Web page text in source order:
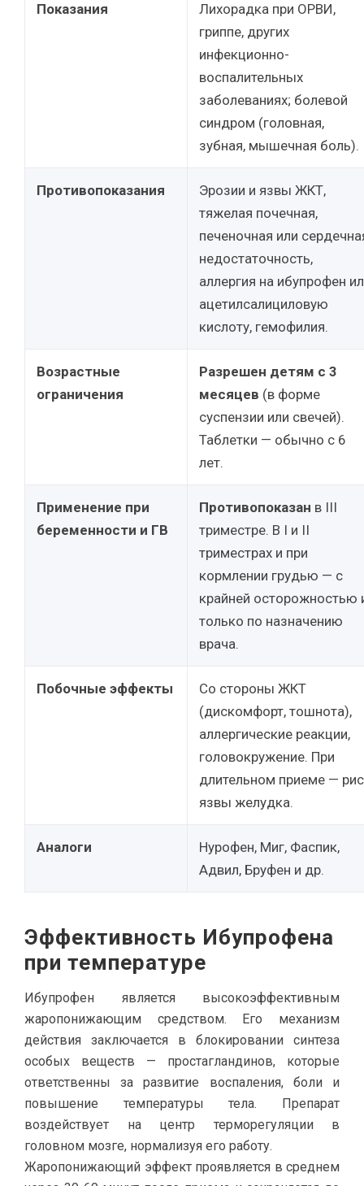
Показания
Лихорадка при ОРВИ,
гриппе, других
инфекционно-
воспалительных
заболеваниях; болевой
синдром (головная,
зубная, мышечная боль).
Противопоказания
Эрозии и язвы ЖКТ,
тяжелая почечная,
печеночная или
недостаточность,
аллергия на ибупрофен
ацетилсалициловую
кислоту, гемофилия.
Возрастные
ограничения
Разрешен детям с 3
месяцев (в форме
суспензии или свечей).
Таблетки — обычно с 6
лет.
Применение при
беременности и ГВ
Противопоказан в III
триместре. В I и II
триместрах и при
кормлении грудью — с
крайней осторожностью
только по назначению
врача.
Побочные эффекты
Со стороны ЖКТ
(дискомфорт, тошнота),
аллергические реакции,
головокружение. При
длительном приеме —
язвы желудка.
Аналоги
Нурофен, Миг, Фаспик,
Адвил, Бруфен и др.
Эффективность Ибупрофена
при температуре
Ибупрофен является высокоэффективным
жаропонижающим средством. Его механизм
действия заключается в блокировании синтеза
особых веществ — простагландинов, которые
ответственны за развитие воспаления, боли и
повышение температуры тела. Препарат
воздействует на центр терморегуляции в
головном мозге, нормализуя его работу.
Жаропонижающий эффект проявляется в среднем